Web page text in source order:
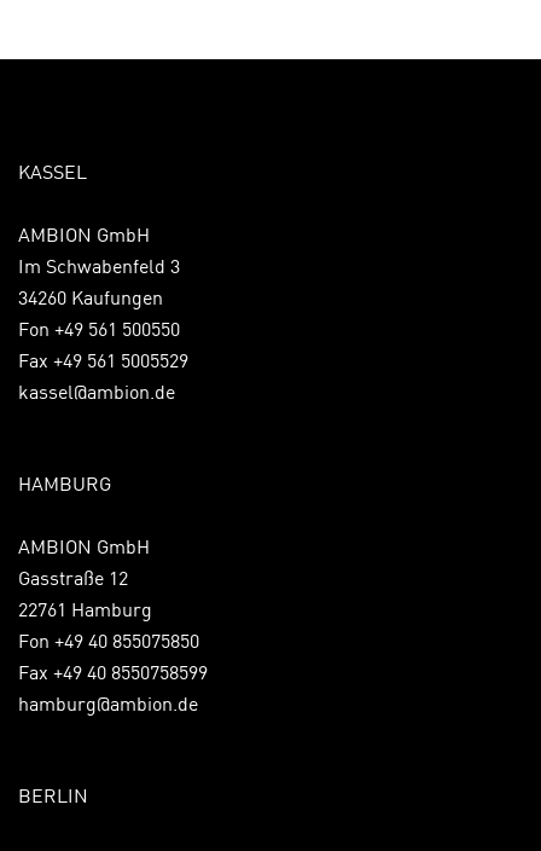
KASSEL
AMBION GmbH
Im Schwabenfeld 3
34260 Kaufungen
Fon +49 561 500550
Fax +49 561 5005529
kassel@ambion.de
HAMBURG
AMBION GmbH
Gasstraße 12
22761 Hamburg
Fon +49 40 855075850
Fax +49 40 8550758599
hamburg@ambion.de
BERLIN